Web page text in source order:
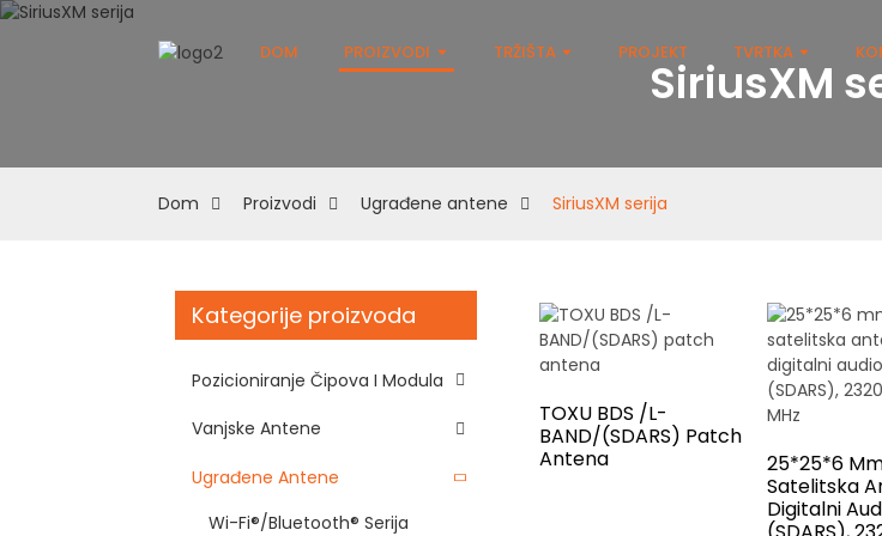
DOM PROIZVODI TRŽIŠTA PROJEKT TVRTKA
SiriusXM
Dom Proizvodi Ugrađene antene SiriusXM serija
Kategorije proizvoda
Pozicioniranje Čipova I Modula
Vanjske Antene
Ugrađene Antene
Wi-Fi®/Bluetooth® Serija
TOXU BDS /L-
BAND/(SDARS) Patch
Antena
25*25*6
Satelitska
Digitalni